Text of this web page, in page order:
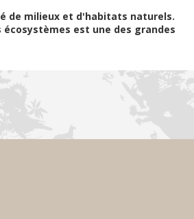
de milieux et d'habitats naturels.
est une des grandes